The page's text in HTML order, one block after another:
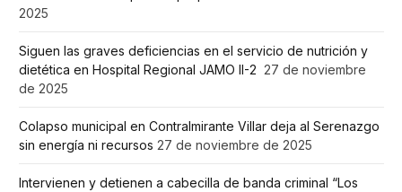
2025
Siguen las graves deficiencias en el servicio de nutrición y
dietética en Hospital Regional JAMO II-2 27 de noviembre
de 2025
Colapso municipal en Contralmirante Villar deja al Serenazgo
sin energía ni recursos 27 de noviembre de 2025
Intervienen y detienen a cabecilla de banda criminal “Los